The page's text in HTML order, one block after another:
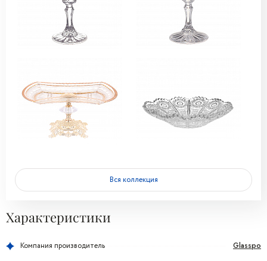
Вся коллекция
Характеристики
Компания производитель Glasspo